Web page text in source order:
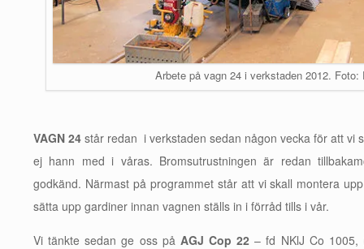
Arbete på vagn 24 i verkstaden 2012. Foto:
VAGN 24 står redan i verkstaden sedan någon vecka för att vi
ej hann med i våras. Bromsutrustningen är redan
godkänd. Närmast på programmet står att vi skall montera
sätta upp gardiner innan vagnen ställs in i förråd tills i vår.
Vi tänkte sedan ge oss på AGJ Cop 22 – fd NKlJ Co 1005,